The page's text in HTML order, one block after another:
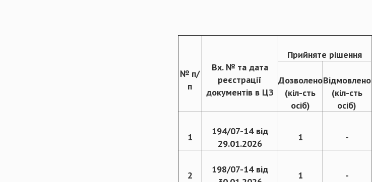
№ п/
п
Вх. № та дата
реєстрації
документів в ЦЗ
Прийняте рішення
Дозволено
(кіл-сть
осіб)
Відмовлено
(кіл-сть
осіб)
1
194/07-14 від
29.01.2026
1 -
2
198/07-14 від
1 -